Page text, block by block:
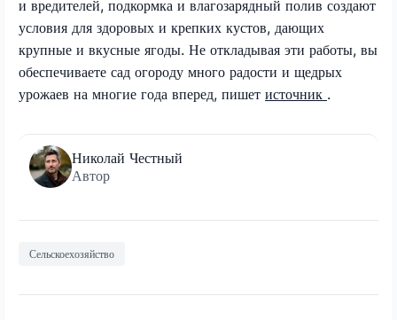
и вредителей, подкормка и влагозарядный полив создают
условия для здоровых и крепких кустов, дающих
крупные и вкусные ягоды. Не откладывая эти работы, вы
обеспечиваете сад огороду много радости и щедрых
урожаев на многие года вперед, пишет источник .
Николай Честный
Автор
Сельскоехозяйство